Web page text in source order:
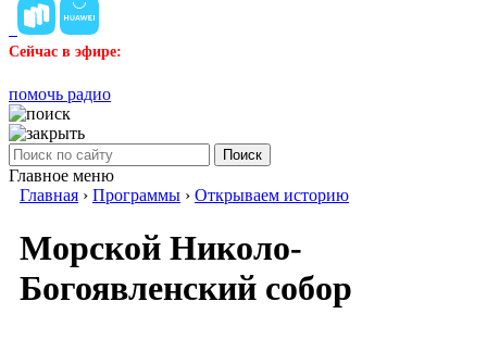
Сейчас в эфире:
помочь радио
Поиск
Главное меню
Главная › Программы › Открываем историю
Морской Николо-
Богоявленский собор